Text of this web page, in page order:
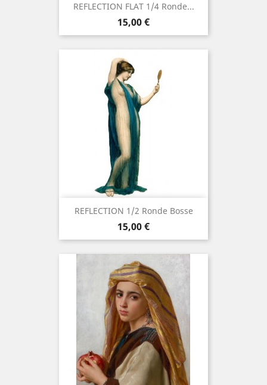
REFLECTION FLAT 1/4 Ronde...
Prix
15,00 €
REFLECTION 1/2 Ronde Bosse
Prix
15,00 €